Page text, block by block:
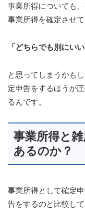
事業所得についても
事業所得を確定させ
「どちらでも別にい
と思ってしまうかも
定申告をするほうが
るんです。
事業所得と
あるのか？
事業所得として確定
告をするのと比較し